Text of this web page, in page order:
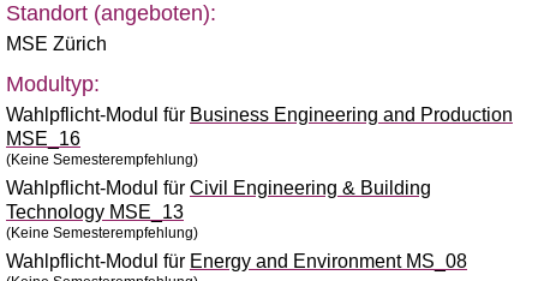
Standort (angeboten):
MSE Zürich
Modultyp:
Wahlpflicht-Modul für Business Engineering and Production
MSE_16
(Keine Semesterempfehlung)
Wahlpflicht-Modul für Civil Engineering & Building
Technology MSE_13
(Keine Semesterempfehlung)
Wahlpflicht-Modul für Energy and Environment MS_08